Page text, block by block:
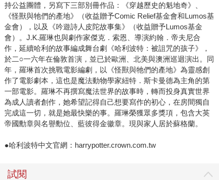
持公益團體，另寫下三部別冊作品：《穿越歷史的魁地奇》、
《怪獸與牠們的產地》（收益贈予Comic Relief基金會和Lumos基
金會），以及《吟遊詩人皮陀故事集》（收益贈予Lumos基金
會）。J.K.羅琳也與劇作家傑克．索恩、導演約翰．帝夫尼合
作，延續哈利的故事編成舞台劇《哈利波特：被詛咒的孩子》，
於二○一六年在倫敦首演，並已於歐洲、北美與澳洲巡迴演出。同
年，羅琳首次挑戰電影編劇，以《怪獸與牠們的產地》為靈感創
作了電影劇本，這也是魔法動物學家紐特．斯卡曼德為主角的第
一部電影。羅琳不再撰寫魔法世界的故事時，轉而投身真實世界
為成人讀者創作，她希望記得自己想要寫作的初心，在房間獨自
完成這一切，就是她最快樂的事。羅琳榮獲眾多獎項，包含大英
帝國勳章與名譽勳位、藍彼得金徽章。現與家人居於蘇格蘭。
●哈利波特中文官網：harrypotter.crown.com.tw
試閱